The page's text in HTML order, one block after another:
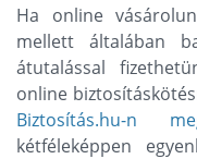
Ha online
mellett általában
átutalással
online
Biztosítás.hu-n
kétféleképpen